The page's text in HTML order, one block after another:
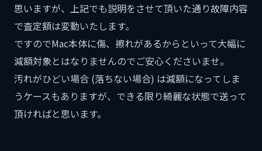
思いますが、上記でも説明をさせて頂いた通り故障内容
で査定額は変動いたします。
ですのでMac本体に傷、擦れがあるからといって大幅に
減額対象とはなりませんのでご安心くださいませ。
汚れがひどい場合 (落ちない場合) は減額になってしま
うケースもありますが、できる限り綺麗な状態で送って
頂ければと思います。